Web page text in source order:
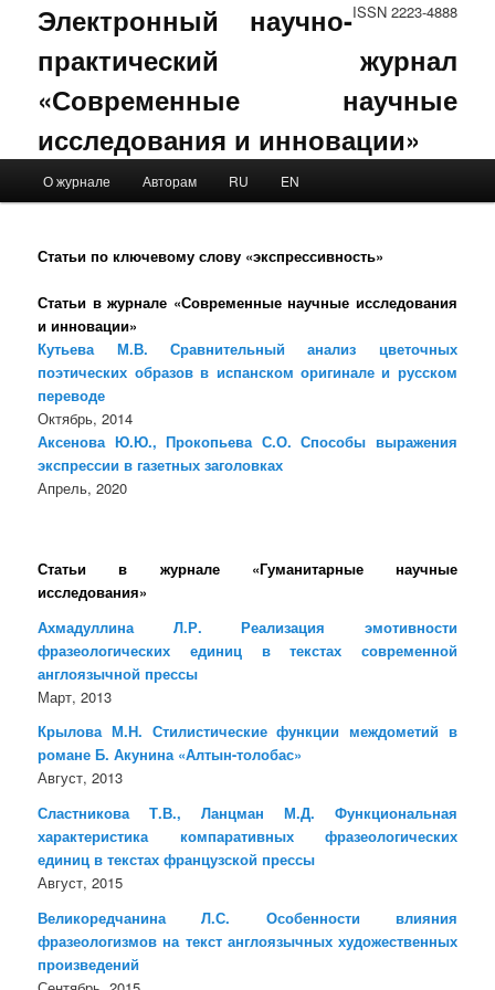
ISSN 2223-4888
Электронный научно-
практический журнал
«Современные научные
исследования и инновации»
Skip to primary content
Skip to secondary content
О журнале Авторам RU EN
Статьи по ключевому слову «экспрессивность»
Статьи в журнале «Современные научные исследования
и инновации»
Кутьева М.В. Сравнительный анализ цветочных
поэтических образов в испанском оригинале и русском
переводе
Октябрь, 2014
Аксенова Ю.Ю., Прокопьева С.О. Способы выражения
экспрессии в газетных заголовках
Апрель, 2020
Статьи в журнале «Гуманитарные научные
исследования»
Ахмадуллина Л.Р. Реализация эмотивности
фразеологических единиц в текстах современной
англоязычной прессы
Март, 2013
Крылова М.Н. Стилистические функции междометий в
романе Б. Акунина «Алтын-толобас»
Август, 2013
Сластникова Т.В., Ланцман М.Д. Функциональная
характеристика компаративных фразеологических
единиц в текстах французской прессы
Август, 2015
Великоредчанина Л.С. Особенности влияния
фразеологизмов на текст англоязычных художественных
произведений